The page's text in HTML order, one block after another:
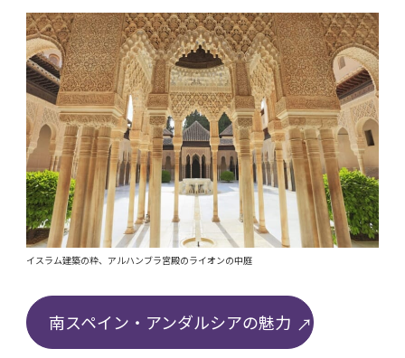
イスラム建築の粋、アルハンブラ宮殿のライオンの中庭
南スペイン・アンダルシアの魅力